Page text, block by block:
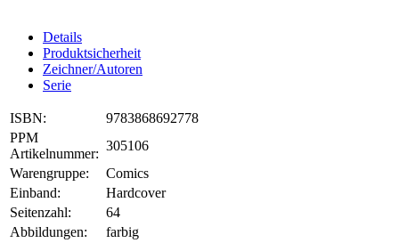
Details
Produktsicherheit
Zeichner/Autoren
Serie
ISBN:
9783868692778
PPM
Artikelnummer:
305106
Warengruppe:
Comics
Einband:
Hardcover
Seitenzahl:
64
Abbildungen:
farbig